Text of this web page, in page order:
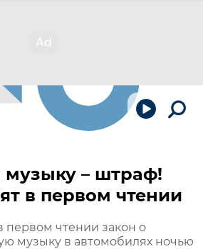
– штраф!
в первом чтении
первом чтении закон о
музыку в автомобилях ночью